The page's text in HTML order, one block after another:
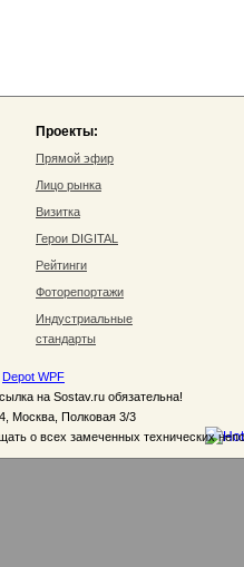
Проекты:
Прямой эфир
Лицо рынка
Визитка
Герои DIGITAL
Рейтинги
Фоторепортажи
Индустриальные
стандарты
Depot WPF
на Sostav.ru обязательна!
Москва, Полковая 3/3
о всех замеченных технических